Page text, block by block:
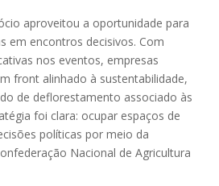
aproveitou a oportunidade para
em encontros decisivos. Com
nos eventos, empresas
front alinhado à sustentabilidade,
de deflorestamento associado às
foi clara: ocupar espaços de
políticas por meio da
Nacional de Agricultura